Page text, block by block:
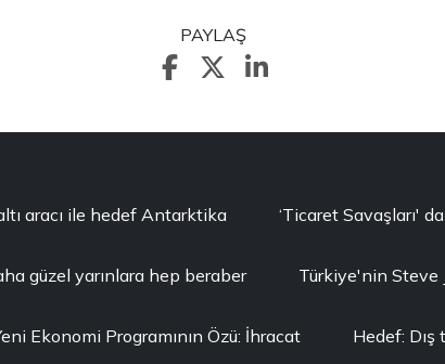
PAYLAŞ
aracı ile hedef Antarktika ‘Ticaret Savaşları'
güzel yarınlara hep beraber Türkiye'nin Steve
Ekonomi Programının Özü: İhracat Hedef: